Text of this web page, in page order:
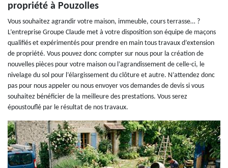
propriété à Pouzolles
Vous souhaitez agrandir votre maison, immeuble, cours terrasse… ?
L’entreprise Groupe Claude met à votre disposition son équipe de maçons
qualifiés et expérimentés pour prendre en main tous travaux d’extension
de propriété. Vous pouvez donc compter sur nous pour la création de
nouvelles pièces pour votre maison ou l’agrandissement de celle-ci, le
nivelage du sol pour l’élargissement du clôture et autre. N’attendez donc
pas pour nous appeler ou nous envoyer vos demandes de devis si vous
souhaitez bénéficier de la meilleure des prestations. Vous serez
époustouflé par le résultat de nos travaux.